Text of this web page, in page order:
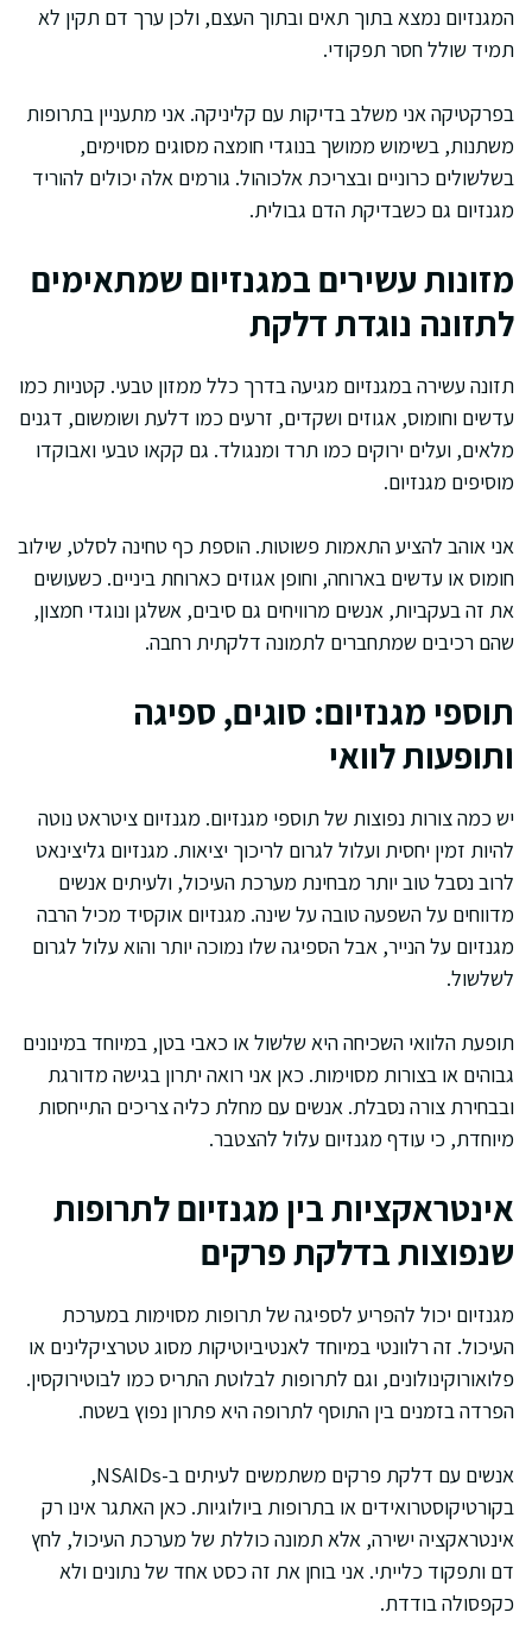
המגנזיום נמצא בתוך תאים ובתוך העצם, ולכן ערך דם תקין לא
תמיד שולל חסר תפקודי.
בפרקטיקה אני משלב בדיקות עם קליניקה. אני מתעניין בתרופות
משתנות, בשימוש ממושך בנוגדי חומצה מסוגים מסוימים,
בשלשולים כרוניים ובצריכת אלכוהול. גורמים אלה יכולים להוריד
מגנזיום גם כשבדיקת הדם גבולית.
מזונות עשירים במגנזיום שמתאימים
לתזונה נוגדת דלקת
תזונה עשירה במגנזיום מגיעה בדרך כלל ממזון טבעי. קטניות כמו
עדשים וחומוס, אגוזים ושקדים, זרעים כמו דלעת ושומשום, דגנים
מלאים, ועלים ירוקים כמו תרד ומנגולד. גם קקאו טבעי ואבוקדו
מוסיפים מגנזיום.
אני אוהב להציע התאמות פשוטות. הוספת כף טחינה לסלט, שילוב
חומוס או עדשים בארוחה, וחופן אגוזים כארוחת ביניים. כשעושים
את זה בעקביות, אנשים מרוויחים גם סיבים, אשלגן ונוגדי חמצון,
שהם רכיבים שמתחברים לתמונה דלקתית רחבה.
תוספי מגנזיום: סוגים, ספיגה
ותופעות לוואי
יש כמה צורות נפוצות של תוספי מגנזיום. מגנזיום ציטראט נוטה
להיות זמין יחסית ועלול לגרום לריכוך יציאות. מגנזיום גליצינאט
לרוב נסבל טוב יותר מבחינת מערכת העיכול, ולעיתים אנשים
מדווחים על השפעה טובה על שינה. מגנזיום אוקסיד מכיל הרבה
מגנזיום על הנייר, אבל הספיגה שלו נמוכה יותר והוא עלול לגרום
לשלשול.
תופעת הלוואי השכיחה היא שלשול או כאבי בטן, במיוחד במינונים
גבוהים או בצורות מסוימות. כאן אני רואה יתרון בגישה מדורגת
ובבחירת צורה נסבלת. אנשים עם מחלת כליה צריכים התייחסות
מיוחדת, כי עודף מגנזיום עלול להצטבר.
אינטראקציות בין מגנזיום לתרופות
שנפוצות בדלקת פרקים
מגנזיום יכול להפריע לספיגה של תרופות מסוימות במערכת
העיכול. זה רלוונטי במיוחד לאנטיביוטיקות מסוג טטרציקלינים או
פלואורוקינולונים, וגם לתרופות לבלוטת התריס כמו לבוטירוקסין.
הפרדה בזמנים בין התוסף לתרופה היא פתרון נפוץ בשטח.
אנשים עם דלקת פרקים משתמשים לעיתים ב-NSAIDs,
בקורטיקוסטרואידים או בתרופות ביולוגיות. כאן האתגר אינו רק
אינטראקציה ישירה, אלא תמונה כוללת של מערכת העיכול, לחץ
דם ותפקוד כלייתי. אני בוחן את זה כסט אחד של נתונים ולא
כקפסולה בודדת.